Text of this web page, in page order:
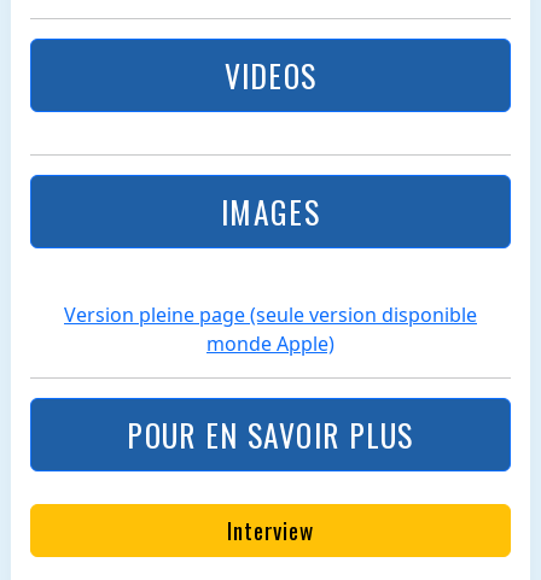
VIDEOS
IMAGES
Version pleine page (seule version disponible
monde Apple)
POUR EN SAVOIR PLUS
Interview